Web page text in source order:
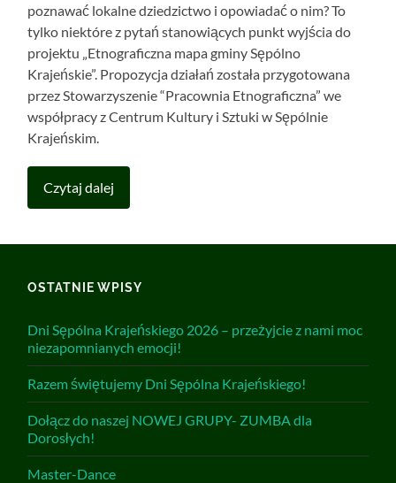
poznawać lokalne dziedzictwo i opowiadać o nim? To
tylko niektóre z pytań stanowiących punkt wyjścia do
projektu „Etnograficzna mapa gminy Sępólno
Krajeńskie”. Propozycja działań została przygotowana
przez Stowarzyszenie “Pracownia Etnograficzna” we
współpracy z Centrum Kultury i Sztuki w Sępólnie
Krajeńskim.
Czytaj dalej
OSTATNIE WPISY
Dni Sępólna Krajeńskiego 2026 – przeżyjcie z nami moc
niezapomnianych emocji!
Razem świętujemy Dni Sępólna Krajeńskiego!
Dołącz do naszej NOWEJ GRUPY- ZUMBA dla
Dorosłych!
Master-Dance